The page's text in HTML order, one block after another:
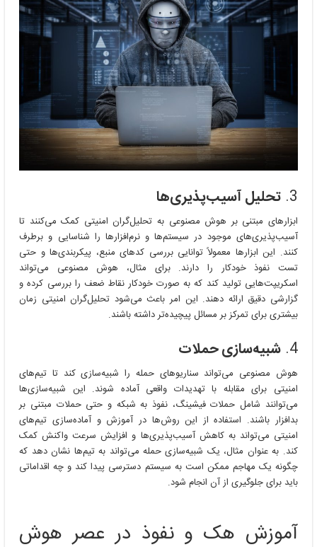
3. تحلیل آسیب‌پذیری‌ها
ابزارهای مبتنی بر هوش مصنوعی به تحلیل‌گران امنیتی کمک می‌کنند تا
آسیب‌پذیری‌های موجود در سیستم‌ها و نرم‌افزارها را شناسایی و برطرف
کنند. این ابزارها معمولاً توانایی بررسی کدهای منبع، پیکربندی‌ها و حتی
تست نفوذ خودکار را دارند. برای مثال، هوش مصنوعی می‌تواند
اسکریپت‌هایی تولید کند که به صورت خودکار نقاط ضعف را بررسی کرده و
گزارشی دقیق ارائه دهند. این امر باعث می‌شود تحلیل‌گران امنیتی زمان
بیشتری برای تمرکز بر مسائل پیچیده‌تر داشته باشند.
4. شبیه‌سازی حملات
هوش مصنوعی می‌تواند سناریوهای حمله را شبیه‌سازی کند تا تیم‌های
امنیتی برای مقابله با تهدیدات واقعی آماده شوند. این شبیه‌سازی‌ها
می‌توانند شامل حملات فیشینگ، نفوذ به شبکه و حتی حملات مبتنی بر
بدافزار باشند. استفاده از این روش‌ها در آموزش و آماده‌سازی تیم‌های
امنیتی می‌تواند به کاهش آسیب‌پذیری‌ها و افزایش سرعت واکنش کمک
کند. به عنوان مثال، یک شبیه‌سازی حمله می‌تواند به تیم‌ها نشان دهد که
چگونه یک مهاجم ممکن است به سیستم دسترسی پیدا کند و چه اقداماتی
باید برای جلوگیری از آن انجام شود.
آموزش هک و نفوذ در عصر هوش